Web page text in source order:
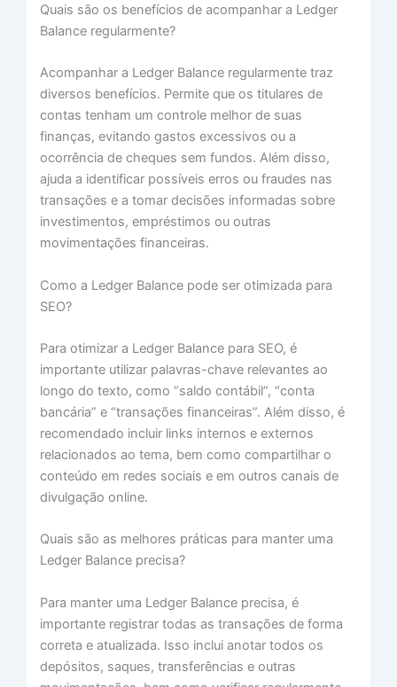
Quais são os benefícios de acompanhar a Ledger
Balance regularmente?
Acompanhar a Ledger Balance regularmente traz
diversos benefícios. Permite que os titulares de
contas tenham um controle melhor de suas
finanças, evitando gastos excessivos ou a
ocorrência de cheques sem fundos. Além disso,
ajuda a identificar possíveis erros ou fraudes nas
transações e a tomar decisões informadas sobre
investimentos, empréstimos ou outras
movimentações financeiras.
Como a Ledger Balance pode ser otimizada para
SEO?
Para otimizar a Ledger Balance para SEO, é
importante utilizar palavras-chave relevantes ao
longo do texto, como “saldo contábil”, “conta
bancária” e “transações financeiras”. Além disso, é
recomendado incluir links internos e externos
relacionados ao tema, bem como compartilhar o
conteúdo em redes sociais e em outros canais de
divulgação online.
Quais são as melhores práticas para manter uma
Ledger Balance precisa?
Para manter uma Ledger Balance precisa, é
importante registrar todas as transações de forma
correta e atualizada. Isso inclui anotar todos os
depósitos, saques, transferências e outras